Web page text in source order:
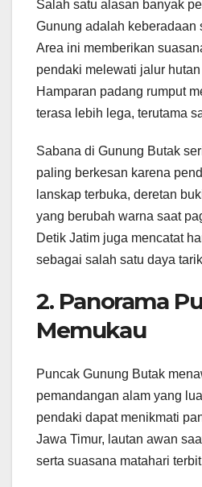
Salah satu alasan banyak
Gunung adalah keberadaan
Area ini memberikan
pendaki melewati jalur
Hamparan padang rumput
terasa lebih lega, terutama
Sabana di Gunung Butak
paling berkesan karena
lanskap terbuka, deretan
yang berubah warna saat
Detik Jatim juga mencatat
sebagai salah satu daya
2. Panorama
Memukau
Puncak Gunung Butak
pemandangan alam yang
pendaki dapat menikmati
Jawa Timur, lautan awan
serta suasana matahari